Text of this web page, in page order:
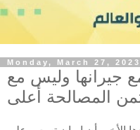
Monday, March 27, 2023
جيرانها وليس مع
المصالحة أعلى